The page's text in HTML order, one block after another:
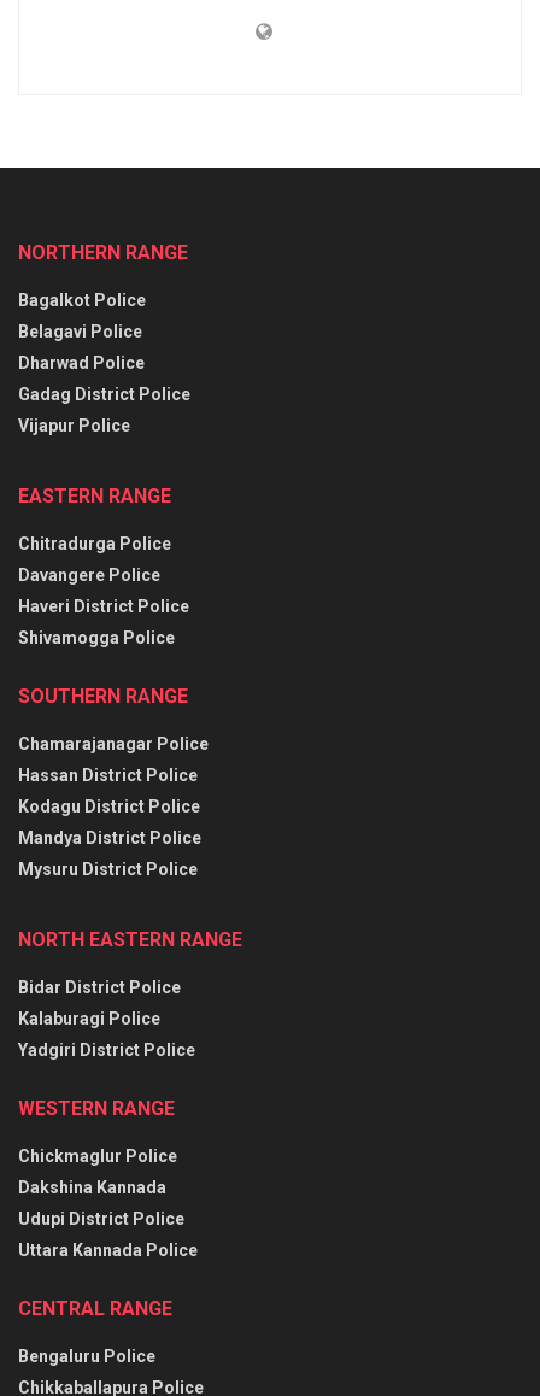
NORTHERN RANGE
Bagalkot Police
Belagavi Police
Dharwad Police
Gadag District Police
Vijapur Police
EASTERN RANGE
Chitradurga Police
Davangere Police
Haveri District Police
Shivamogga Police
SOUTHERN RANGE
Chamarajanagar Police
Hassan District Police
Kodagu District Police
Mandya District Police
Mysuru District Police
NORTH EASTERN RANGE
Bidar District Police
Kalaburagi Police
Yadgiri District Police
WESTERN RANGE
Chickmaglur Police
Dakshina Kannada
Udupi District Police
Uttara Kannada Police
CENTRAL RANGE
Bengaluru Police
Chikkaballapura Police